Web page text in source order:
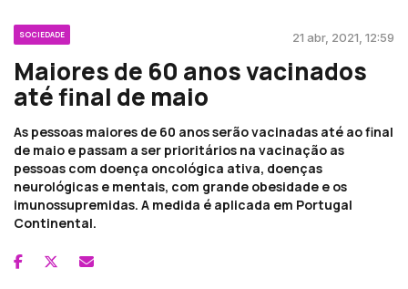
SOCIEDADE 21 abr, 2021, 12:59
Maiores de 60 anos vacinados
até final de maio
As pessoas maiores de 60 anos serão vacinadas até ao final
de maio e passam a ser prioritários na vacinação as
pessoas com doença oncológica ativa, doenças
neurológicas e mentais, com grande obesidade e os
imunossupremidas. A medida é aplicada em Portugal
Continental.